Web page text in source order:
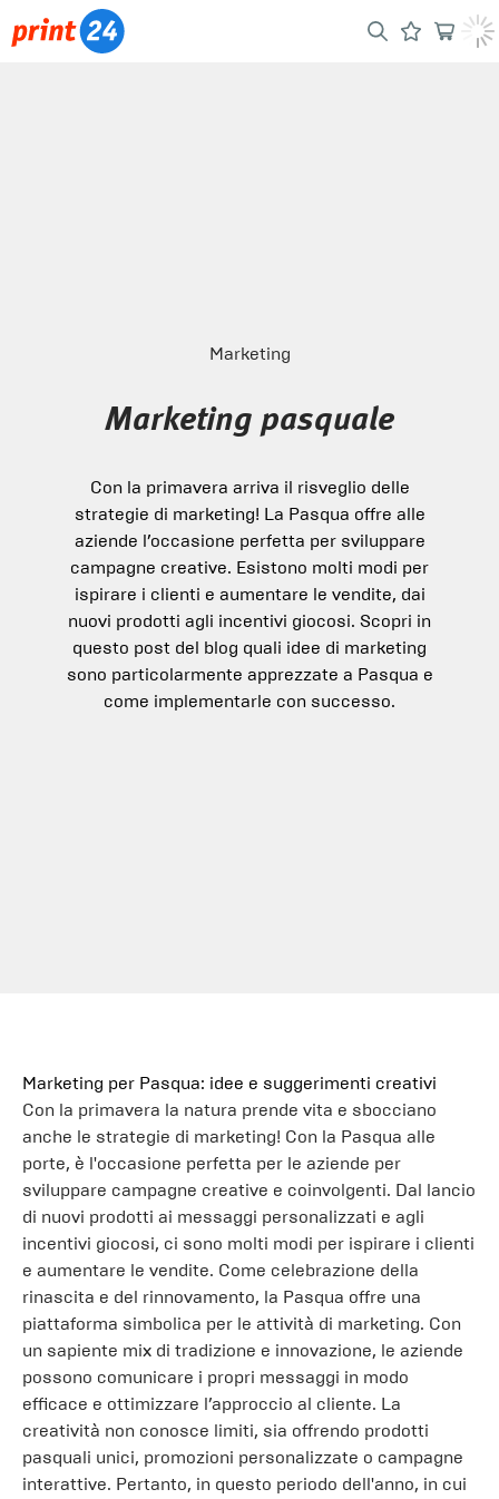
Marketing
Marketing pasquale
Con la primavera arriva il risveglio delle
strategie di marketing! La Pasqua offre alle
aziende l’occasione perfetta per sviluppare
campagne creative. Esistono molti modi per
ispirare i clienti e aumentare le vendite, dai
nuovi prodotti agli incentivi giocosi. Scopri in
questo post del blog quali idee di marketing
sono particolarmente apprezzate a Pasqua e
come implementarle con successo.
Marketing per Pasqua: idee e suggerimenti creativi
Con la primavera la natura prende vita e sbocciano
anche le strategie di marketing! Con la Pasqua alle
porte, è l'occasione perfetta per le aziende per
sviluppare campagne creative e coinvolgenti. Dal lancio
di nuovi prodotti ai messaggi personalizzati e agli
incentivi giocosi, ci sono molti modi per ispirare i clienti
e aumentare le vendite. Come celebrazione della
rinascita e del rinnovamento, la Pasqua offre una
piattaforma simbolica per le attività di marketing. Con
un sapiente mix di tradizione e innovazione, le aziende
possono comunicare i propri messaggi in modo
efficace e ottimizzare l’approccio al cliente. La
creatività non conosce limiti, sia offrendo prodotti
pasquali unici, promozioni personalizzate o campagne
interattive. Pertanto, in questo periodo dell'anno, in cui